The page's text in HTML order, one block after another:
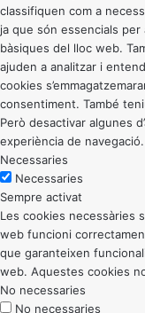
classifiquen com a
ja que són essencials
bàsiques del lloc web.
ajuden a analitzar i
cookies
consentiment. També
Però desactivar algunes
experiència de navegació.
Necessaries
Necessaries
Sempre activat
Les cookies necessàries
web funcioni
que garanteixen
web. Aquestes cookies
No necessaries
No necessaries